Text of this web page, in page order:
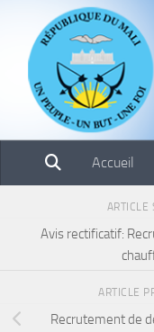
Skip to content
Accueil
ARTICLE
Avis rectificatif:
ARTICLE
Recrutement de